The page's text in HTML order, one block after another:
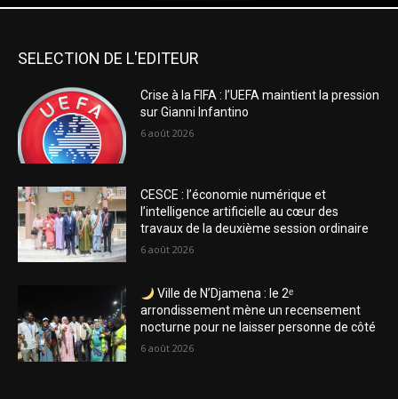
SELECTION DE L'EDITEUR
Crise à la FIFA : l’UEFA maintient la pression
sur Gianni Infantino
6 août 2026
CESCE : l’économie numérique et
l’intelligence artificielle au cœur des
travaux de la deuxième session ordinaire
6 août 2026
Ville de N’Djamena : le 2ᵉ
arrondissement mène un recensement
nocturne pour ne laisser personne de côté
6 août 2026